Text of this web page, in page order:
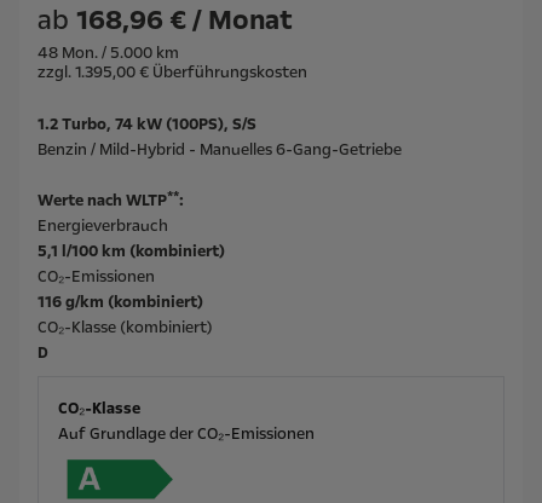
ab 168,96 € / Monat
48 Mon. / 5.000 km
zzgl. 1.395,00 € Überführungskosten
1.2 Turbo, 74 kW (100PS), S/S
Benzin / Mild-Hybrid - Manuelles 6-Gang-Getriebe
Werte nach WLTP**:
Energieverbrauch
5,1 l/100 km (kombiniert)
CO₂-Emissionen
116 g/km (kombiniert)
CO₂-Klasse (kombiniert)
D
CO₂-Klasse
Auf Grundlage der CO₂-Emissionen